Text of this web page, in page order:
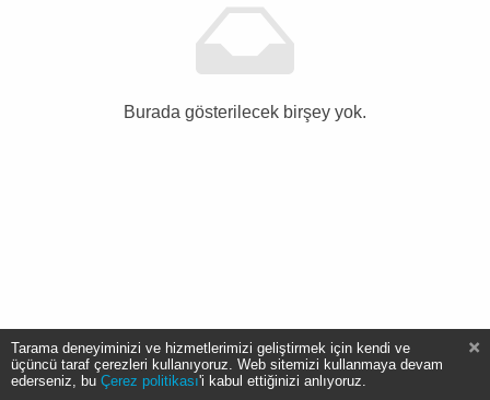
Burada gösterilecek birşey yok.
Tarama deneyiminizi ve hizmetlerimizi geliştirmek için kendi ve
üçüncü taraf çerezleri kullanıyoruz. Web sitemizi kullanmaya devam
ederseniz, bu Çerez politikası'i kabul ettiğinizi anlıyoruz.